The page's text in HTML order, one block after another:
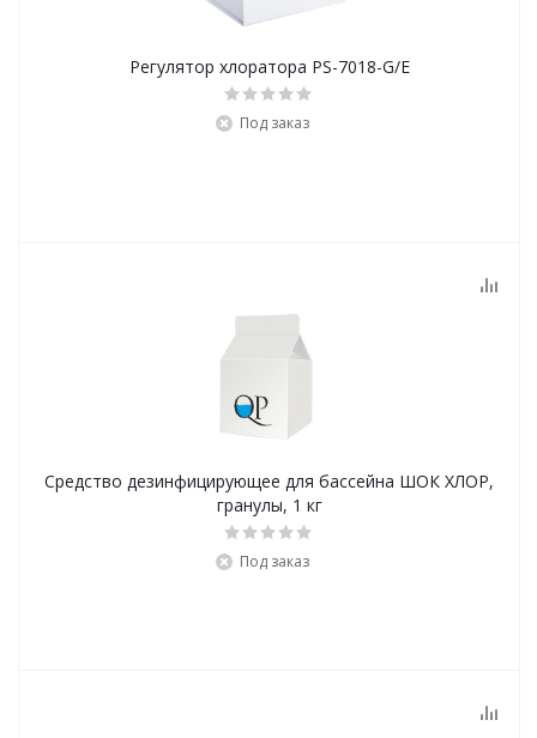
Регулятор хлоратора PS-7018-G/E
Под заказ
Средство дезинфицирующее для бассейна ШОК ХЛОР,
гранулы, 1 кг
Под заказ